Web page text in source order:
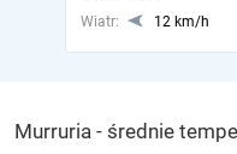
Wiatr:
12 km/h
Murruria - średnie